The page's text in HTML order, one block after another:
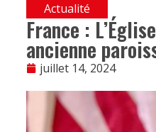
Actualité
France :
ancienne
juillet 14, 2024